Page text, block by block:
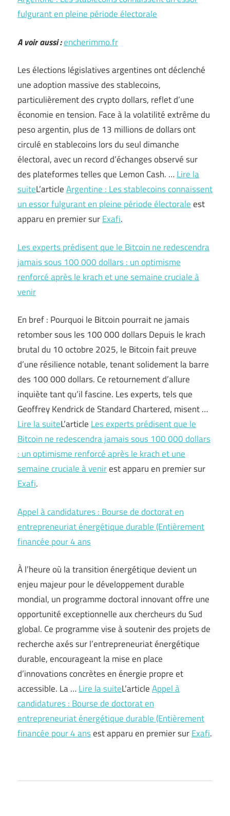
fulgurant en pleine période électorale
A voir aussi :encherimmo.fr
Les élections législatives argentines ont déclenché
une adoption massive des stablecoins,
particulièrement des crypto dollars, reflet d’une
économie en tension. Face à la volatilité extrême du
peso argentin, plus de 13 millions de dollars ont
circulé en stablecoins lors du seul dimanche
électoral, avec un record d’échanges observé sur
des plateformes telles que Lemon Cash. …Lire la
suiteL’articleArgentine : Les stablecoins connaissent
un essor fulgurant en pleine période électoraleest
apparu en premier surExafi.
Les experts prédisent que le Bitcoin ne redescendra
jamais sous 100 000 dollars : un optimisme
renforcé après le krach et une semaine cruciale à
venir
En bref : Pourquoi le Bitcoin pourrait ne jamais
retomber sous les 100 000 dollars Depuis le krach
brutal du 10 octobre 2025, le Bitcoin fait preuve
d’une résilience notable, tenant solidement la barre
des 100 000 dollars. Ce retournement d’allure
inquiète tant qu’il fascine. Les experts, tels que
Geoffrey Kendrick de Standard Chartered, misent …
Lire la suiteL’article Les experts prédisent que le
Bitcoin ne redescendra jamais sous 100 000 dollars
: un optimisme renforcé après le krach et une
semaine cruciale à venirest apparu en premier sur
Exafi.
Appel à candidatures : Bourse de doctorat en
entrepreneuriat énergétique durable (Entièrement
financée pour 4 ans
À l’heure où la transition énergétique devient un
enjeu majeur pour le développement durable
mondial, un programme doctoral innovant offre une
opportunité exceptionnelle aux chercheurs du Sud
global. Ce programme vise à soutenir des projets de
recherche axés sur l’entrepreneuriat énergétique
durable, encourageant la mise en place
d’innovations concrètes en énergie propre et
accessible. La …Lire la suiteL’articleAppel à
candidatures : Bourse de doctorat en
entrepreneuriat énergétique durable (Entièrement
financée pour 4 ansest apparu en premier surExafi.